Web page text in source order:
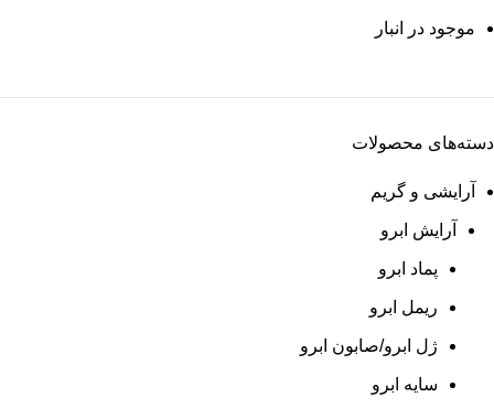
موجود در انبار
دسته‌های محصولات
آرایشی و گریم
آرایش ابرو
پماد ابرو
ریمل ابرو
ژل ابرو/صابون ابرو
سایه ابرو